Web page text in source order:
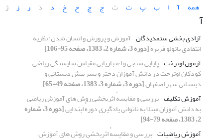
همه
آ ا ب پ ت ث ج چ ح خ د ذ ر ز ژ
آ
آزادی بخشی ستمدیدگان آموزش و پرورش و انسان شدن: نظریه
انتقادی پائولو فریره[دوره 3، شماره 2، 1383، صفحه 95-106]
آزمون اوترخت پایایی سنجی و اعتباریابی مقیاس شایستگی ریاضی
کودکان اوترخت در دانش آموزان دختر و پسر پیش دبستانی و
دبستانی شهر اصفهان[دوره 3، شماره 3، 1383، صفحه 49-65]
آموزش تکلیف بررسی و مقایسهٔ اثربخشی روش های آموزش ریاضی
به دانش آموزان مبتلا به ناتوانی یادگیری دورهٔ ابتدایی [دوره 3، شماره
2، 1383، صفحه 79-94]
آموزش ریاضیات بررسی و مقایسهٔ اثربخشی روش های آموزش